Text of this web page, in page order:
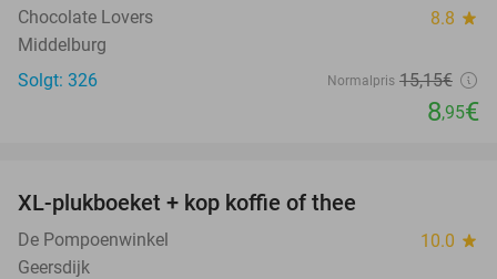
Chocolate Lovers 8.8 star
Middelburg
Solgt: 326
Normalpris 15,15€
8,95€
XL-plukboeket + kop koffie of thee
De Pompoenwinkel 10.0 star
Geersdijk